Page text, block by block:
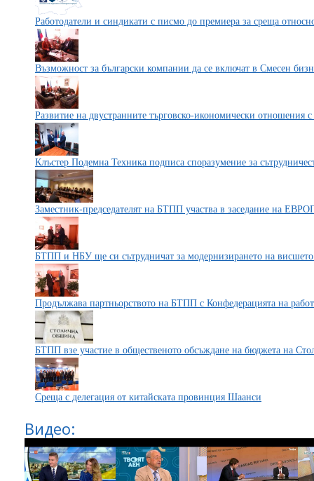
Работодатели и синдикати с писмо до премиера за среща
Възможност за български компании да се включат в Смесен
Развитие на двустранните търговско-икономически отношения с
Клъстер Подемна Техника подписа споразумение за
Заместник-председателят на БТПП участва в заседание на
БТПП и НБУ ще си сътрудничат за модернизирането на висшето
Продължава партньорството на БТПП с Конфедерацията на
БТПП взе участие в общественото обсъждане на бюджета на
Среща с делегация от китайската провинция Шаанси
Видео: